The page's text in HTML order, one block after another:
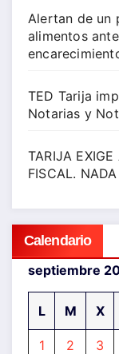
Alertan de un
alimentos
TED Tarija
Notarias y
TARIJA EXIGE
FISCAL.
Calendario
septiembre
L M X
1 2 3